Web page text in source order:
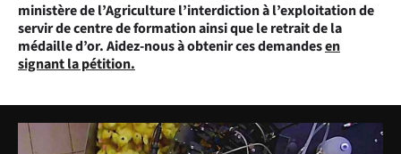
ministère de l’Agriculture l’interdiction à l’exploitation de
servir de centre de formation ainsi que le retrait de la
médaille d’or. Aidez-nous à obtenir ces demandesen
signant la pétition.